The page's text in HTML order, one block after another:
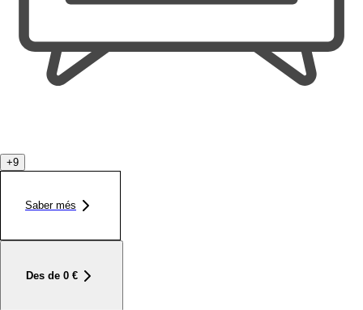
+9
Saber més
Des de 0 €